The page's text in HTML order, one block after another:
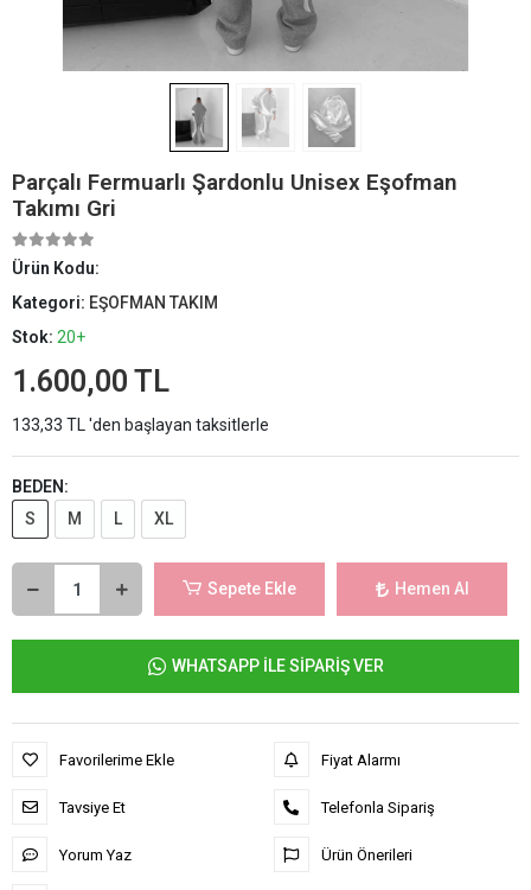
Parçalı Fermuarlı Şardonlu Unisex Eşofman
Takımı Gri
Ürün Kodu:
Kategori: EŞOFMAN TAKIM
Stok: 20+
1.600,00 TL
133,33 TL 'den başlayan taksitlerle
BEDEN:
S
M L XL
Sepete Ekle Hemen Al
WHATSAPP İLE SİPARİŞ VER
Favorilerime Ekle
Tavsiye Et
Yorum Yaz
Fiyat Alarmı
Telefonla Sipariş
Ürün Önerileri